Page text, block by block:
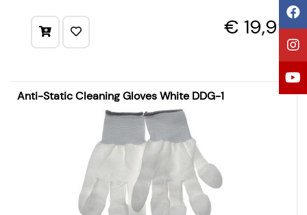
€ 19,99
Anti-Static Cleaning Gloves White DDG-1